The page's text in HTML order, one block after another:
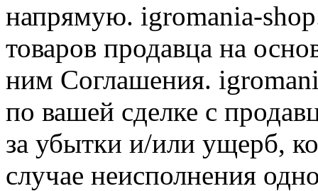
напрямую. igromania-
товаров продавца на
ним Соглашения.
по вашей сделке с
за убытки и/или ущерб,
случае неисполнения